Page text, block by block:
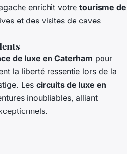
enrichit votre tourisme de
et des visites de caves
de luxe en Caterham pour
la liberté ressentie lors de la
Les circuits de luxe en
inoubliables, alliant